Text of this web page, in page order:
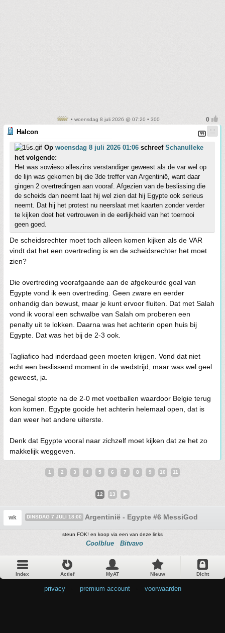
• woensdag 8 juli 2026 @ 07:20 • 300
Halcon
Op woensdag 8 juli 2026 01:06 schreef Schanulleke
het volgende:
Het was sowieso alleszins verstandiger geweest als de var wel op
de lijn was gekomen bij die 3de treffer van Argentinië, want daar
gingen 2 overtredingen aan vooraf. Afgezien van de beslissing die
de scheids dan neemt laat hij wel zien dat hij Egypte ook serieus
neemt. Dat hij het protest nu neerslaat met kaarten zonder verder
te kijken doet het vertrouwen in de eerlijkheid van het toernooi
geen goed.
De scheidsrechter moet toch alleen komen kijken als de VAR
vindt dat het een overtreding is en de scheidsrechter het moet
zien?
Die overtreding voorafgaande aan de afgekeurde goal van
Egypte vond ik een overtreding. Geen zware en eerder
onhandig dan bewust, maar je kunt ervoor fluiten. Dat met Salah
vond ik vooral een schwalbe van Salah om proberen een
penalty uit te lokken. Daarna was het achterin open huis bij
Egypte. Dat was het bij de 2-3 ook.
Tagliafico had inderdaad geen moeten krijgen. Vond dat niet
echt een beslissend moment in de wedstrijd, maar was wel geel
geweest, ja.
Senegal stopte na de 2-0 met voetballen waardoor Belgie terug
kon komen. Egypte gooide het achterin helemaal open, dat is
dan weer het andere uiterste.
Denk dat Egypte vooral naar zichzelf moet kijken dat ze het zo
makkelijk weggeven.
1 2 3 4 5 6 7 8 9 10 11
12 13
wk DINSDAG 7 JULI 18:00 Argentinië - Egypte #6 MessiGod
steun FOK! en koop via een van deze links
Coolblue Bitvavo
Index Actief MyAT Nieuw Dicht
privacy premium account voorwaarden